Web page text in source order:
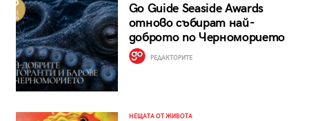
Go Guide Seaside Awards
отново събират най-
доброто по Черноморието
РЕДАКТОРИТЕ
НЕЩАТА ОТ ЖИВОТА